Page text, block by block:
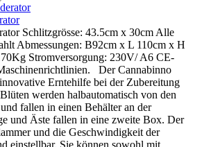
Schlitzgrösse: 43.5cm x 30cm Alle
Abmessungen: B92cm x L 110cm x H
Stromversorgung: 230V/ A6 CE-
Der Cannabinno
Erntehilfe bei der Zubereitung
werden halbautomatisch von den
fallen in einen Behälter an der
und Äste fallen in eine zweite Box. Der
und die Geschwindigkeit der
einstellbar. Sie können sowohl mit